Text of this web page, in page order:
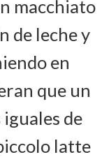
macchiato
de leche y
en
que un
de
latte